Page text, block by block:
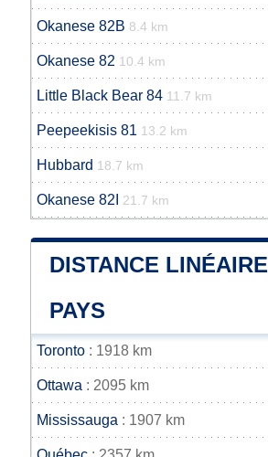
Okanese 82B 8.4 km
Okanese 82 10.4 km
Little Black Bear 84 11.7 km
Peepeekisis 81 13.2 km
Hubbard 18.7 km
Okanese 82I 21.7 km
DISTANCE
PAYS
Toronto : 1918 km
Ottawa : 2095 km
Mississauga : 1907 km